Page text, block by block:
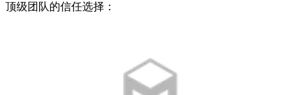
顶级团队的信任选择：